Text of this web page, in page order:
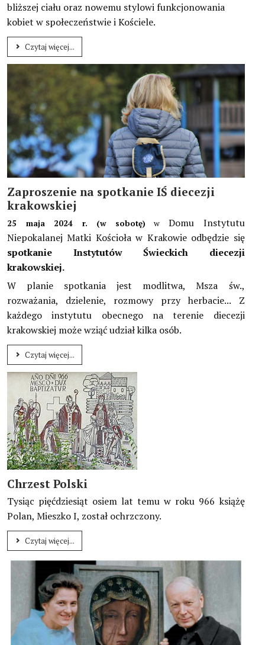
bliższej ciału oraz nowemu stylowi funkcjonowania
kobiet w społeczeństwie i Kościele.
Czytaj więcej...
Zaproszenie na spotkanie IŚ diecezji
krakowskiej
25 maja 2024 r. (w sobotę) w Domu Instytutu
Niepokalanej Matki Kościoła w Krakowie odbędzie się
spotkanie Instytutów Świeckich diecezji
krakowskiej.
W planie spotkania jest modlitwa, Msza św.,
rozważania, dzielenie, rozmowy przy herbacie... Z
każdego instytutu obecnego na terenie diecezji
krakowskiej może wziąć udział kilka osób.
Czytaj więcej...
Chrzest Polski
Tysiąc pięćdziesiąt osiem lat temu w roku 966 książę
Polan, Mieszko I, został ochrzczony.
Czytaj więcej...